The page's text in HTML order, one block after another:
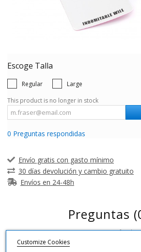
Escoge Talla
Regular
Large
This product is no longer in stock
0 Preguntas respondidas
Envío gratis con gasto mínimo
30 días devolución y cambio gratuito
Envíos en 24-48h
Preguntas
No customer questions for the
Customize Cookies